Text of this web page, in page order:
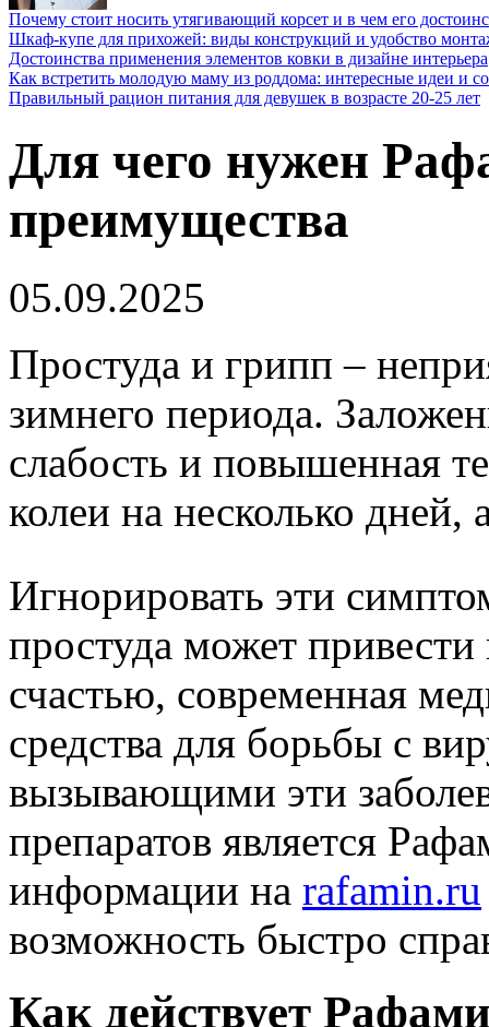
Почему стоит носить утягивающий корсет и в чем его
Шкаф-купе для прихожей: виды конструкций и удобство
Достоинства применения элементов ковки в дизайне интерьера
Как встретить молодую маму из роддома: интересные идеи и
Правильный рацион питания для девушек в возрасте 20-25 лет
Для чего нужен
преимущества
05.09.2025
Простуда и грипп –
зимнего периода.
слабость и повышенная
колеи на несколько дней,
Игнорировать эти
простуда может
счастью, современная
средства для борьбы с
вызывающими эти
препаратов является
информации на rafamin.ru
возможность быстро
Как действует